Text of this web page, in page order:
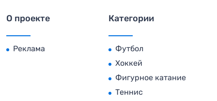
О проекте
Реклама
Категории
Футбол
Хоккей
Фигурное катание
Теннис